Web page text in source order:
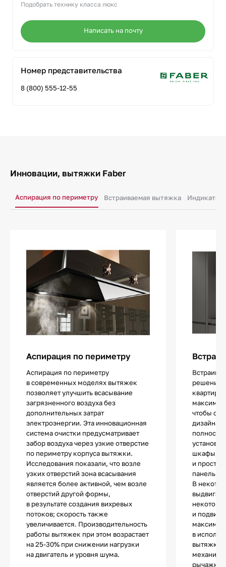
Подобрать технику класса люкс
Написать на почту
Номер представительства
8 (800) 555-12-55
Инновации, вытяжки Faber
Аспирация по периметру Встраиваемая вытяжка Индикатор
Аспирация по периметру
Аспирация по периметру
в современных моделях вытяжек
позволяет улучшить всасывание
загрязненного воздуха без
дополнительных затрат
электроэнергии. Эта инновационная
система очистки предусматривает
забор воздуха через узкие отверстие
по периметру корпуса вытяжки.
Исследования показали, что возле
узких отверстий зона всасывания
является более активной, чем возле
отверстий другой формы,
в результате создания вихревых
потоков; скорость также
увеличивается. Производительность
работы вытяжек при этом возрастает
на 25-30% при снижении нагрузки
на двигатель и уровня шума.
решение
квартир
чтобы
дизайна.
шкафы,
и
панелью.
В
и
в
вытяжки